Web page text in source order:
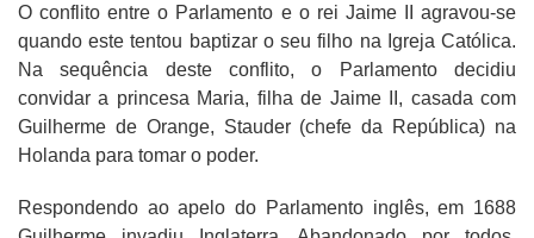
O conflito entre o Parlamento e o rei Jaime II agravou-se
quando este tentou baptizar o seu filho na Igreja Católica.
Na sequência deste conflito, o Parlamento decidiu
convidar a princesa Maria, filha de Jaime II, casada com
Guilherme de Orange, Stauder (chefe da República) na
Holanda para tomar o poder.
Respondendo ao apelo do Parlamento inglês, em 1688